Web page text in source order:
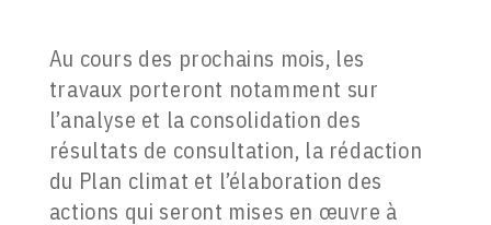
Au cours des prochains mois, les
travaux porteront notamment sur
l’analyse et la consolidation des
résultats de consultation, la rédaction
du Plan climat et l’élaboration des
actions qui seront mises en œuvre à